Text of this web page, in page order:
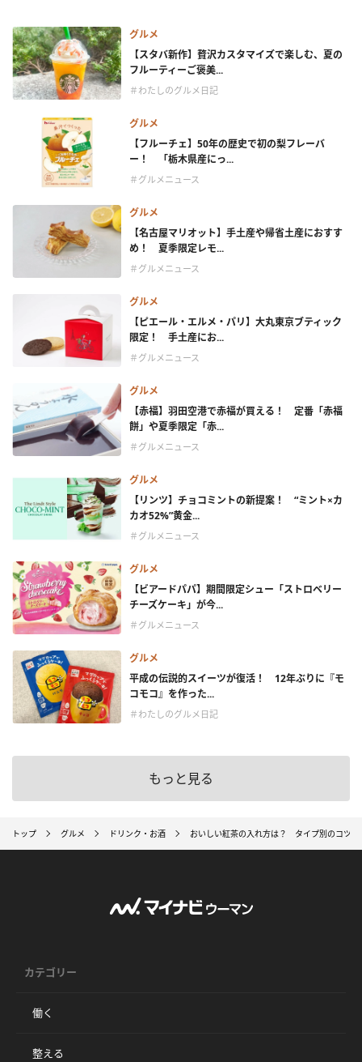
グルメ
【スタバ新作】贅沢カスタマイズで楽しむ、夏の
フルーティーご褒美...
＃わたしのグルメ日記
グルメ
【フルーチェ】50年の歴史で初の梨フレーバ
ー！ 「栃木県産にっ...
＃グルメニュース
グルメ
【名古屋マリオット】手土産や帰省土産におすす
め！ 夏季限定レモ...
＃グルメニュース
グルメ
【ピエール・エルメ・パリ】大丸東京ブティック
限定！ 手土産にお...
＃グルメニュース
グルメ
【赤福】羽田空港で赤福が買える！ 定番「赤福
餅」や夏季限定「赤...
＃グルメニュース
グルメ
【リンツ】チョコミントの新提案！ “ミント×カ
カオ52%”黄金...
＃グルメニュース
グルメ
【ビアードパパ】期間限定シュー「ストロベリー
チーズケーキ」が今...
＃グルメニュース
グルメ
平成の伝説的スイーツが復活！ 12年ぶりに『モ
コモコ』を作った...
＃わたしのグルメ日記
もっと見る
トップ グルメ ドリンク・お酒 おいしい紅茶の入れ方は？ タイプ別のコツを
カテゴリー
働く
整える